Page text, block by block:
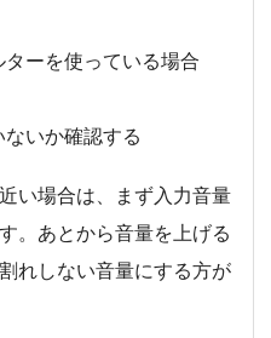
ーを使っている場合
いか確認する
い場合は、まず入力音量
。あとから音量を上げる
れしない音量にする方が